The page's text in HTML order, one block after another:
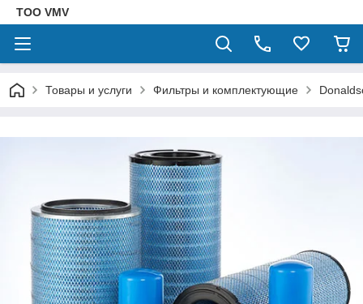
ТОО VMV
Товары и услуги Фильтры и комплектующие